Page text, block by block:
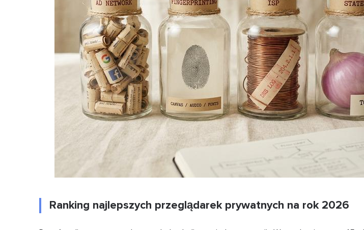
Ranking najlepszych przeglądarek prywatnych na rok 2026